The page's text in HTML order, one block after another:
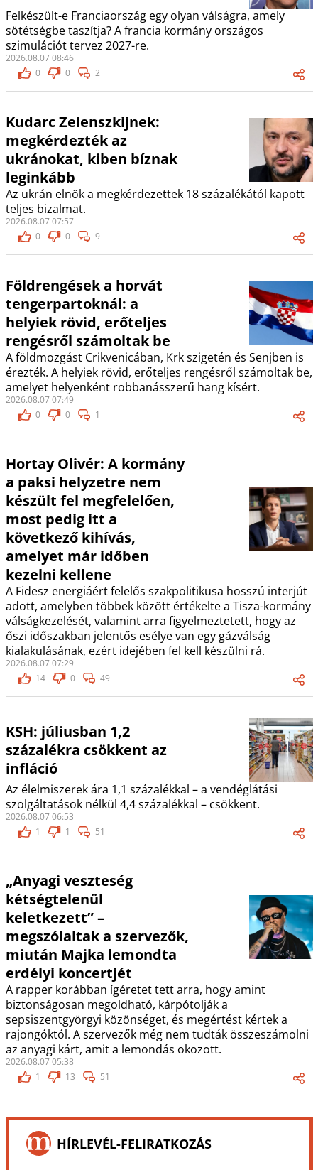
Felkészült-e Franciaország egy olyan válságra, amely
sötétségbe taszítja? A francia kormány országos
szimulációt tervez 2027-re.
2026.08.07 08:46
0
0 2
Kudarc Zelenszkijnek:
megkérdezték az
ukránokat, kiben bíznak
leginkább
Az ukrán elnök a megkérdezettek 18 százalékától kapott
teljes bizalmat.
2026.08.07 07:57
0
0 9
Földrengések a horvát
tengerpartoknál: a
helyiek rövid, erőteljes
rengésről számoltak be
A földmozgást Crikvenicában, Krk szigetén és Senjben is
érezték. A helyiek rövid, erőteljes rengésről számoltak be,
amelyet helyenként robbanásszerű hang kísért.
2026.08.07 07:49
0
0 1
Hortay Olivér: A kormány
a paksi helyzetre nem
készült fel megfelelően,
most pedig itt a
következő kihívás,
amelyet már időben
kezelni kellene
A Fidesz energiáért felelős szakpolitikusa hosszú interjút
adott, amelyben többek között értékelte a Tisza-kormány
válságkezelését, valamint arra figyelmeztetett, hogy az
őszi időszakban jelentős esélye van egy gázválság
kialakulásának, ezért idejében fel kell készülni rá.
2026.08.07 07:29
14
0 49
KSH: júliusban 1,2
százalékra csökkent az
infláció
Az élelmiszerek ára 1,1 százalékkal – a vendéglátási
szolgáltatások nélkül 4,4 százalékkal – csökkent.
2026.08.07 06:53
1
1 51
„Anyagi veszteség
kétségtelenül
keletkezett” –
megszólaltak a szervezők,
miután Majka lemondta
erdélyi koncertjét
A rapper korábban ígéretet tett arra, hogy amint
biztonságosan megoldható, kárpótolják a
sepsiszentgyörgyi közönséget, és megértést kértek a
rajongóktól. A szervezők még nem tudták összeszámolni
az anyagi kárt, amit a lemondás okozott.
2026.08.07 05:38
1
13 51
HÍRLEVÉL-FELIRATKOZÁS